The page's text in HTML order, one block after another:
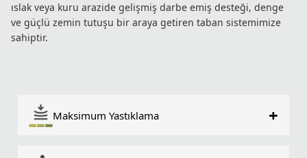
ıslak veya kuru arazide gelişmiş darbe emiş desteği, denge
ve güçlü zemin tutuşu bir araya getiren taban sistemimize
sahiptir.
Kesintisiz Enerji
Çok Hafif Yastıklama
Islak Zeminde Güçlü Tutuş
Sabitlenmiş Konfor
Su Geçirmez
Maksimum Yastıklama +